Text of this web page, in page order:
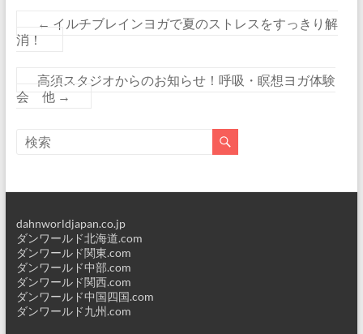
← イルチブレインヨガで夏のストレスをすっきり解
消！
高須スタジオからのお知らせ！呼吸・瞑想ヨガ体験
会 他 →
dahnworldjapan.co.jp
ダンワールド北海道.com
ダンワールド関東.com
ダンワールド中部.com
ダンワールド関西.com
ダンワールド中国四国.com
ダンワールド九州.com